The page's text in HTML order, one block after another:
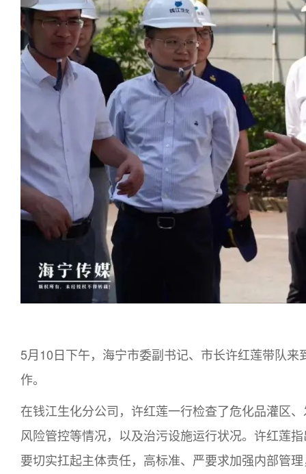
5月10日下午，海宁市委副书记、市长许红莲带队
作。
在钱江生化分公司，许红莲一行检查了危化品灌区
风险管控等情况，以及治污设施运行状况。许红莲
要切实扛起主体责任，高标准、严要求加强内部管